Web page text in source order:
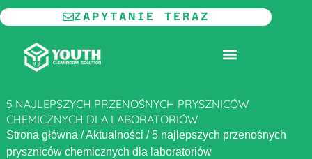
Przejdź
do
ZAPYTANIE TERAZ
5 NAJLEPSZYCH PRZENOŚNYCH PRYSZNICÓW
CHEMICZNYCH DLA LABORATORIÓW
Strona główna /Aktualności /5 najlepszych przenośnych
pryszniców chemicznych dla laboratoriów